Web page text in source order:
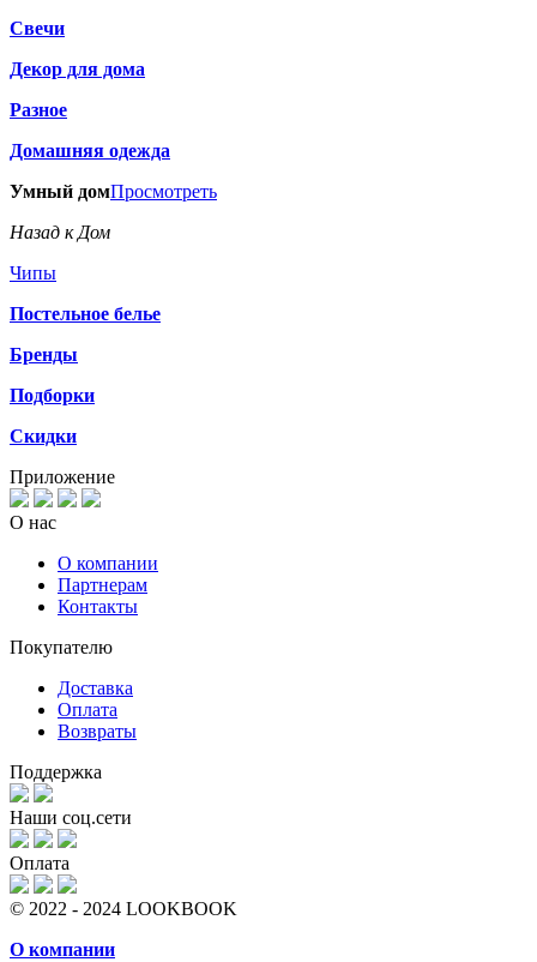
Свечи
Декор для дома
Разное
Домашняя одежда
Умный домПросмотреть
Назад к Дом
Чипы
Постельное белье
Бренды
Подборки
Скидки
Приложение
О нас
О компании
Партнерам
Контакты
Покупателю
Доставка
Оплата
Возвраты
Поддержка
Наши соц.сети
Оплата
© 2022 - 2024 LOOKBOOK
О компании